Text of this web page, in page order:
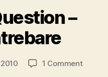
–
1 Commenton